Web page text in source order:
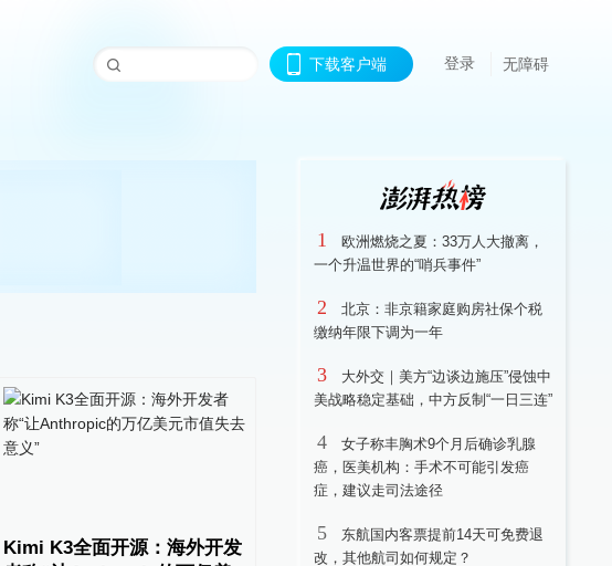
下载客户端 登录 无障碍
Kimi K3全面开源：海外开发
1
欧洲燃烧之夏：33万人大撤离，
一个升温世界的“哨兵事件”
2
北京：非京籍家庭购房社保个税
缴纳年限下调为一年
3
大外交｜美方“边谈边施压”侵蚀中
美战略稳定基础，中方反制“一日三连”
4
女子称丰胸术9个月后确诊乳腺
癌，医美机构：手术不可能引发癌
症，建议走司法途径
5
东航国内客票提前14天可免费退
改，其他航司如何规定？